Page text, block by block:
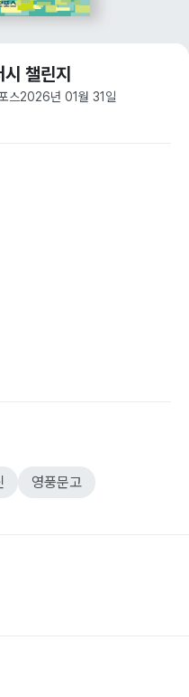
챌린지
스2026년 01월 31일
영풍문고